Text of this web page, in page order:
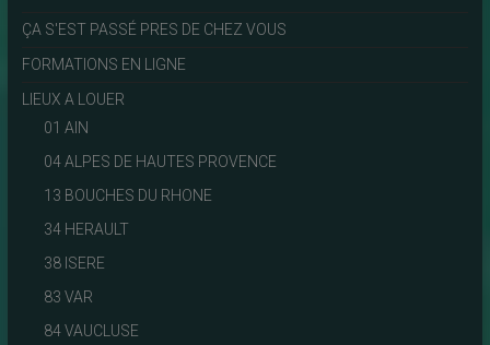
ÇA S'EST PASSÉ PRES DE CHEZ VOUS
FORMATIONS EN LIGNE
LIEUX A LOUER
01 AIN
04 ALPES DE HAUTES PROVENCE
13 BOUCHES DU RHONE
34 HERAULT
38 ISERE
83 VAR
84 VAUCLUSE